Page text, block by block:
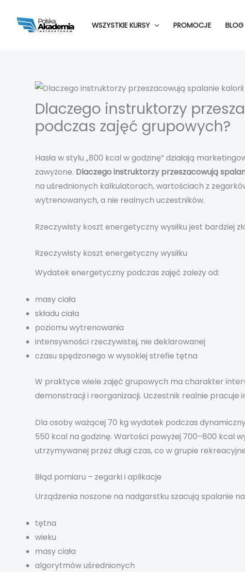
WSZYSTKIE KURSY PROMOCJE BLOG
Dlaczego instruktorzy
podczas zajęć grupowych?
Hasła w stylu „800 kcal w godzinę” działają
zawyżone. Dlaczego instruktorzy przeszacowują
na uśrednionych kalkulatorach, wartościach z
wytrenowanych, a nie realnych uczestników.
Rzeczywisty koszt energetyczny wysiłku jest bardziej
Rzeczywisty koszt energetyczny wysiłku
Wydatek energetyczny podczas zajęć zależy od:
masy ciała
składu ciała
poziomu wytrenowania
intensywności rzeczywistej, nie deklarowanej
czasu spędzonego w wysokiej strefie tętna
W praktyce wiele zajęć grupowych ma charakter
demonstracji i reorganizacji. Uczestnik realnie pracuje
Dla osoby ważącej 70 kg wydatek podczas
550 kcal na godzinę. Wartości powyżej 700–800 kcal
utrzymywanej przez długi czas, co w grupie
Błąd pomiaru – zegarki i aplikacje
Urządzenia noszone na nadgarstku szacują spalanie
tętna
wieku
masy ciała
algorytmów uśrednionych